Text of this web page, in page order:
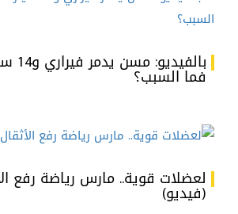
فما السبب؟
لعضلات قوية.. مارس رياضة رفع
(فيديو)